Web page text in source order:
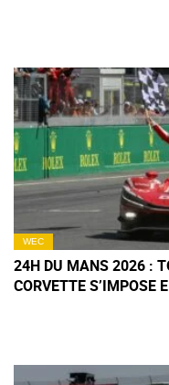
WEC
24H DU MANS 2026 :
CORVETTE S’IMPOSE